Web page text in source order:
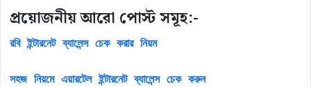
প্রয়োজনীয় আরো পোস্ট সমূহ:-
রবি ইন্টারনেট ব্যালেন্স চেক করার নিয়ম
সহজ নিয়মে এয়ারটেল ইন্টারনেট ব্যালেন্স চেক করুন